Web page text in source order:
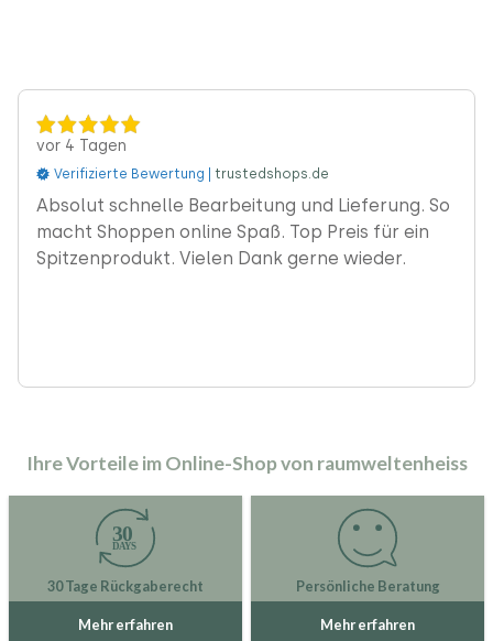
vor 4 Tagen
Verifizierte Bewertung | trustedshops.de
Absolut schnelle Bearbeitung und Lieferung. So
macht Shoppen online Spaß. Top Preis für ein
Spitzenprodukt. Vielen Dank gerne wieder.
Ihre Vorteile im Online-Shop von raumweltenheiss
30 Tage Rückgaberecht
Mehr erfahren
Persönliche Beratung
Mehr erfahren